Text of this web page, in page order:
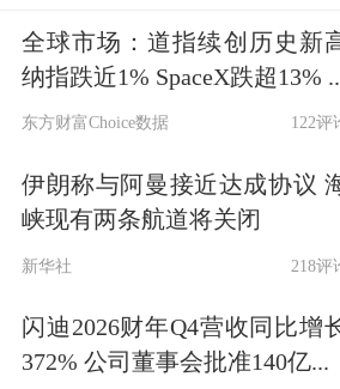
价值为510.79亿元，占比
日用行业品牌价值第一
家企业上榜
从行业总体情况来看
TOP50的上榜企业来自
中，日用行业处于领先
全球市场：道指续创历史新
纳指跌近1% SpaceX跌超13%
东方财富Choice数据 122评
伊朗称与阿曼接近达成协议
峡现有两条航道将关闭
新华社 218评
闪迪2026财年Q4营收同比增
372% 公司董事会批准140亿...